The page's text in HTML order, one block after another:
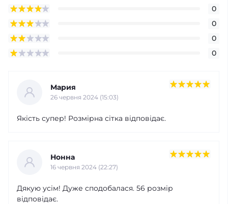
0
0
0
0
Мария
26 червня 2024 (15:03)
Якість супер! Розмірна сітка відповідає.
Нонна
16 червня 2024 (22:27)
Дякую усім! Дуже сподобалася. 56 розмір
відповідає.